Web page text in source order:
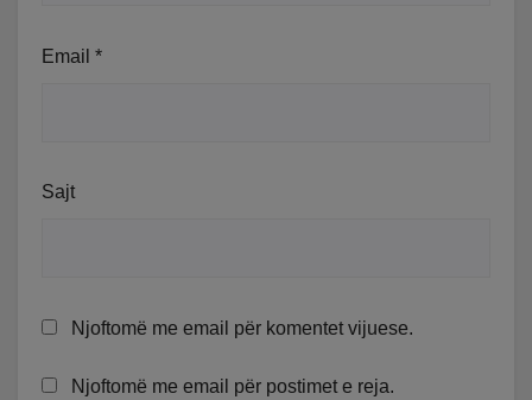
Email *
Sajt
Njoftomë me email për komentet vijuese.
Njoftomë me email për postimet e reja.